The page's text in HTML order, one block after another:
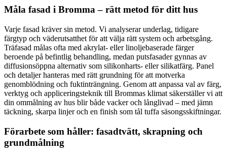
Måla fasad i Bromma – rätt metod för ditt hus
Varje fasad kräver sin metod. Vi analyserar underlag, tidigare
färgtyp och väderutsatthet för att välja rätt system och arbetsgång.
Träfasad målas ofta med akrylat- eller linoljebaserade färger
beroende på befintlig behandling, medan putsfasader gynnas av
diffusionsöppna alternativ som silikonharts- eller silikatfärg. Panel
och detaljer hanteras med rätt grundning för att motverka
genomblödning och fuktinträngning. Genom att anpassa val av färg,
verktyg och appliceringsteknik till Brommas klimat säkerställer vi att
din ommålning av hus blir både vacker och långlivad – med jämn
täckning, skarpa linjer och en finish som tål tuffa säsongsskiftningar.
Förarbete som håller: fasadtvätt, skrapning och
grundmålning